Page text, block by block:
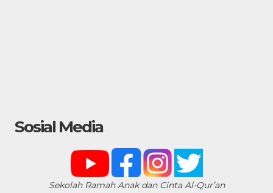
Sosial Media
Sekolah Ramah Anak dan Cinta Al-Qur’an